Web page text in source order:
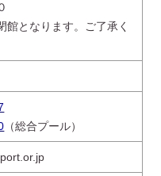
館となります。ご了承く
（総合プール）